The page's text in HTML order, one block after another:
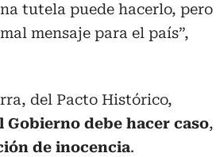
tutela puede hacerlo, pero
mensaje para el país”,
del Pacto Histórico,
Gobierno debe hacer caso,
de inocencia.